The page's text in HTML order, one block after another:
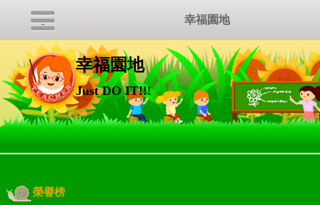
幸福園地
Just DO IT!!!
榮譽榜
幸福園地